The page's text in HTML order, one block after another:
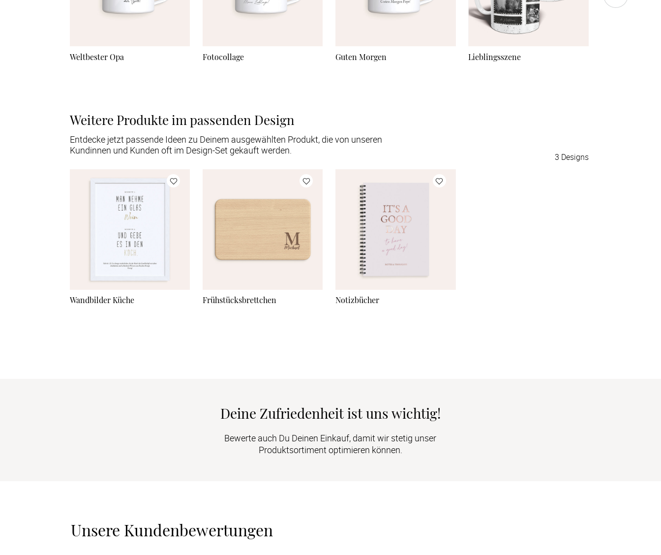
Weltbester Opa Fotocollage Guten Morgen Lieblingsszene
Weitere Produkte im passenden Design
Entdecke jetzt passende Ideen zu Deinem ausgewählten Produkt, die von unseren
Kundinnen und Kunden oft im Design-Set gekauft werden.
3 Designs
Wandbilder Küche Frühstücksbrettchen Notizbücher
Deine Zufriedenheit ist uns wichtig!
Bewerte auch Du Deinen Einkauf, damit wir stetig unser
Produktsortiment optimieren können.
Unsere Kundenbewertungen